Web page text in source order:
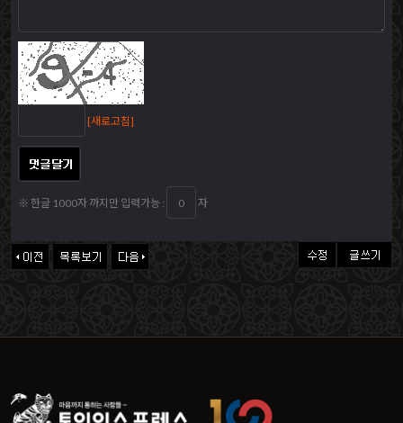
[새로고침]
※ 한글 1000자 까지만 입력가능 : 자